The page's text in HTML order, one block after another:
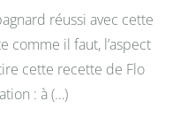
réussi avec cette
comme il faut, l’aspect
cette recette de Flo
: à (…)